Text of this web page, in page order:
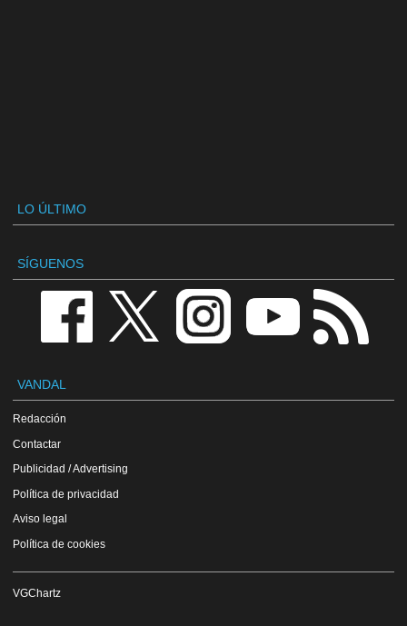
LO ÚLTIMO
SÍGUENOS
VANDAL
Redacción
Contactar
Publicidad / Advertising
Política de privacidad
Aviso legal
Política de cookies
VGChartz